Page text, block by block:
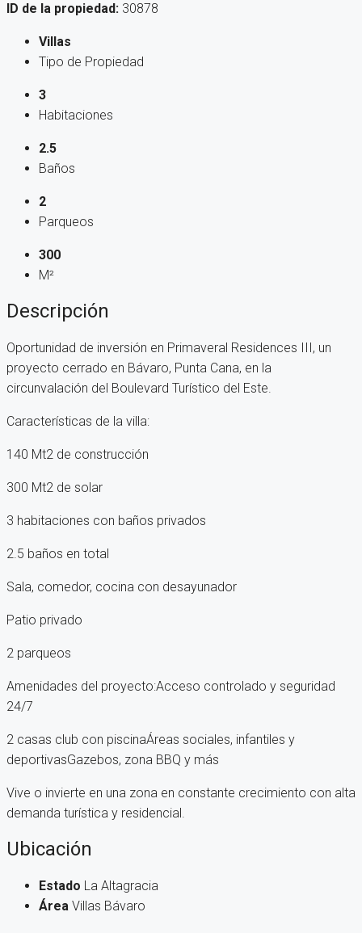
ID de la propiedad: 30878
Villas
Tipo de Propiedad
3
Habitaciones
2.5
Baños
2
Parqueos
300
M²
Descripción
Oportunidad de inversión en Primaveral Residences III, un
proyecto cerrado en Bávaro, Punta Cana, en la
circunvalación del Boulevard Turístico del Este.
Características de la villa:
140 Mt2 de construcción
300 Mt2 de solar
3 habitaciones con baños privados
2.5 baños en total
Sala, comedor, cocina con desayunador
Patio privado
2 parqueos
Amenidades del proyecto:Acceso controlado y seguridad
24/7
2 casas club con piscinaÁreas sociales, infantiles y
deportivasGazebos, zona BBQ y más
Vive o invierte en una zona en constante crecimiento con alta
demanda turística y residencial.
Ubicación
Estado La Altagracia
Área Villas Bávaro